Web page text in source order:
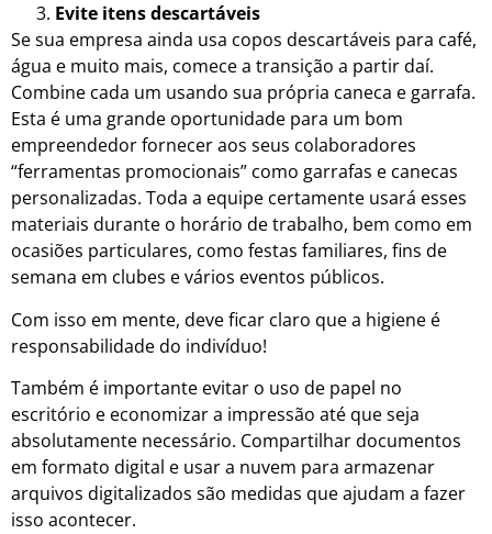
Evite itens descartáveis
Se sua empresa ainda usa copos descartáveis para café,
água e muito mais, comece a transição a partir daí.
Combine cada um usando sua própria caneca e garrafa.
Esta é uma grande oportunidade para um bom
empreendedor fornecer aos seus colaboradores
“ferramentas promocionais” como garrafas e canecas
personalizadas. Toda a equipe certamente usará esses
materiais durante o horário de trabalho, bem como em
ocasiões particulares, como festas familiares, fins de
semana em clubes e vários eventos públicos.
Com isso em mente, deve ficar claro que a higiene é
responsabilidade do indivíduo!
Também é importante evitar o uso de papel no
escritório e economizar a impressão até que seja
absolutamente necessário. Compartilhar documentos
em formato digital e usar a nuvem para armazenar
arquivos digitalizados são medidas que ajudam a fazer
isso acontecer.